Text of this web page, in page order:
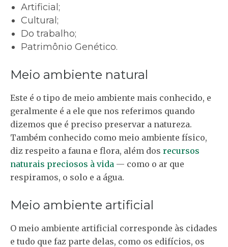
Artificial;
Cultural;
Do trabalho;
Patrimônio Genético.
Meio ambiente natural
Este é o tipo de meio ambiente mais conhecido, e
geralmente é a ele que nos referimos quando
dizemos que é preciso preservar a natureza.
Também conhecido como meio ambiente físico,
diz respeito a fauna e flora, além dos recursos
naturais preciosos à vida — como o ar que
respiramos, o solo e a água.
Meio ambiente artificial
O meio ambiente artificial corresponde às cidades
e tudo que faz parte delas, como os edifícios, os